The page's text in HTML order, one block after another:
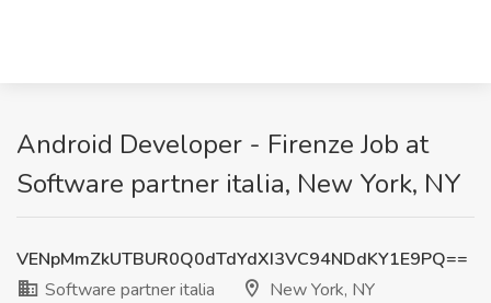
Android Developer - Firenze Job at
Software partner italia, New York, NY
VENpMmZkUTBUR0Q0dTdYdXI3VC94NDdKY1E9PQ==
Software partner italia
New York, NY